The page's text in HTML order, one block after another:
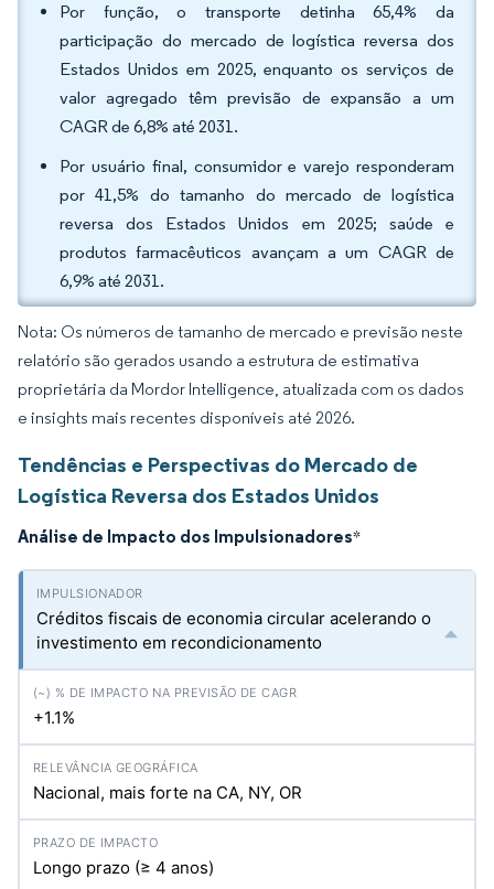
Por função, o transporte detinha 65,4% da
participação do mercado de logística reversa dos
Estados Unidos em 2025, enquanto os serviços de
valor agregado têm previsão de expansão a um
CAGR de 6,8% até 2031.
Por usuário final, consumidor e varejo responderam
por 41,5% do tamanho do mercado de logística
reversa dos Estados Unidos em 2025; saúde e
produtos farmacêuticos avançam a um CAGR de
6,9% até 2031.
Nota: Os números de tamanho de mercado e previsão neste
relatório são gerados usando a estrutura de estimativa
proprietária da Mordor Intelligence, atualizada com os dados
e insights mais recentes disponíveis até 2026.
Tendências e Perspectivas do Mercado de
Logística Reversa dos Estados Unidos
Análise de Impacto dos Impulsionadores*
Créditos fiscais de economia circular acelerando o
investimento em recondicionamento
+1.1%
Nacional, mais forte na CA, NY, OR
Longo prazo (≥ 4 anos)